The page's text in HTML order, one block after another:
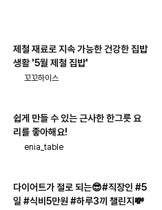
제철 재료로 지속 가능한 건강한 집밥
생활 '5월 제철 집밥'
꼬꼬하이스
쉽게 만들 수 있는 근사한 한그릇 요
리를 좋아해요!
enia_table
다이어트가 절로 되는😎#직장인 #5
일 #식비5만원 #하루3끼 챌린지💸